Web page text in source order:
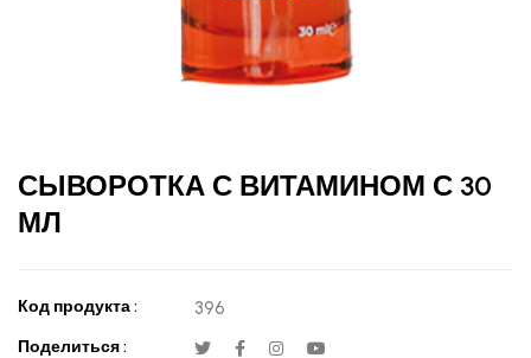
СЫВОРОТКА С ВИТАМИНОМ С 30
МЛ
Код продукта : 396
Поделиться :